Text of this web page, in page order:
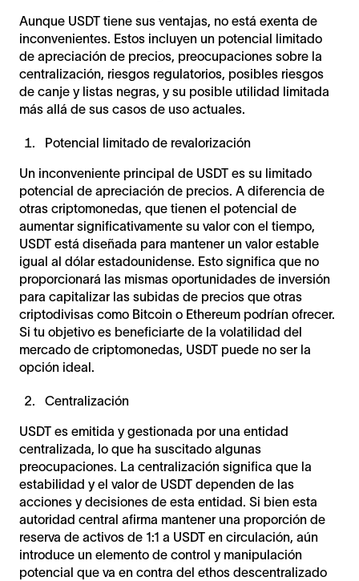
Aunque USDT tiene sus ventajas, no está exenta de
inconvenientes. Estos incluyen un potencial limitado
de apreciación de precios, preocupaciones sobre la
centralización, riesgos regulatorios, posibles riesgos
de canje y listas negras, y su posible utilidad limitada
más allá de sus casos de uso actuales.
Potencial limitado de revalorización
Un inconveniente principal de USDT es su limitado
potencial de apreciación de precios. A diferencia de
otras criptomonedas, que tienen el potencial de
aumentar significativamente su valor con el tiempo,
USDT está diseñada para mantener un valor estable
igual al dólar estadounidense. Esto significa que no
proporcionará las mismas oportunidades de inversión
para capitalizar las subidas de precios que otras
criptodivisas como Bitcoin o Ethereum podrían ofrecer.
Si tu objetivo es beneficiarte de la volatilidad del
mercado de criptomonedas, USDT puede no ser la
opción ideal.
Centralización
USDT es emitida y gestionada por una entidad
centralizada, lo que ha suscitado algunas
preocupaciones. La centralización significa que la
estabilidad y el valor de USDT dependen de las
acciones y decisiones de esta entidad. Si bien esta
autoridad central afirma mantener una proporción de
reserva de activos de 1:1 a USDT en circulación, aún
introduce un elemento de control y manipulación
potencial que va en contra del ethos descentralizado